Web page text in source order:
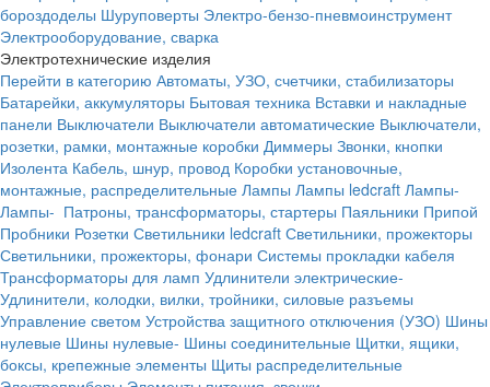
бороздоделы Шуруповерты Электро-бензо-пневмоинструмент
Электрооборудование, сварка
Электротехнические изделия
Перейти в категорию Автоматы, УЗО, счетчики, стабилизаторы
Батарейки, аккумуляторы Бытовая техника Вставки и накладные
панели Выключатели Выключатели автоматические Выключатели,
розетки, рамки, монтажные коробки Диммеры Звонки, кнопки
Изолента Кабель, шнур, провод Коробки установочные,
монтажные, распределительные Лампы Лампы ledcraft Лампы-
Лампы- Патроны, трансформаторы, стартеры Паяльники Припой
Пробники Розетки Светильники ledcraft Светильники, прожекторы
Светильники, прожекторы, фонари Системы прокладки кабеля
Трансформаторы для ламп Удлинители электрические-
Удлинители, колодки, вилки, тройники, силовые разъемы
Управление светом Устройства защитного отключения (УЗО) Шины
нулевые Шины нулевые- Шины соединительные Щитки, ящики,
боксы, крепежные элементы Щиты распределительные